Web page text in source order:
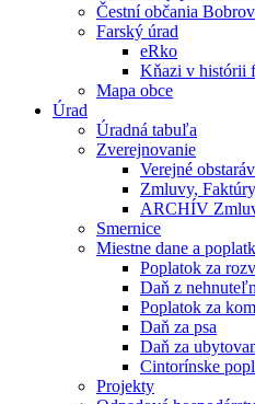
Čestní občania
Farský úrad
eRko
Kňazi v histórii
Mapa obce
Úrad
Úradná tabuľa
Zverejnovanie
Verejné
Zmluvy,
ARCHÍV
Smernice
Miestne dane a
Poplatok za
Daň z
Poplatok za
Daň za psa
Daň za
Cintorínske
Projekty